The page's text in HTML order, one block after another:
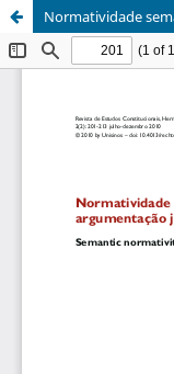
Normatividade